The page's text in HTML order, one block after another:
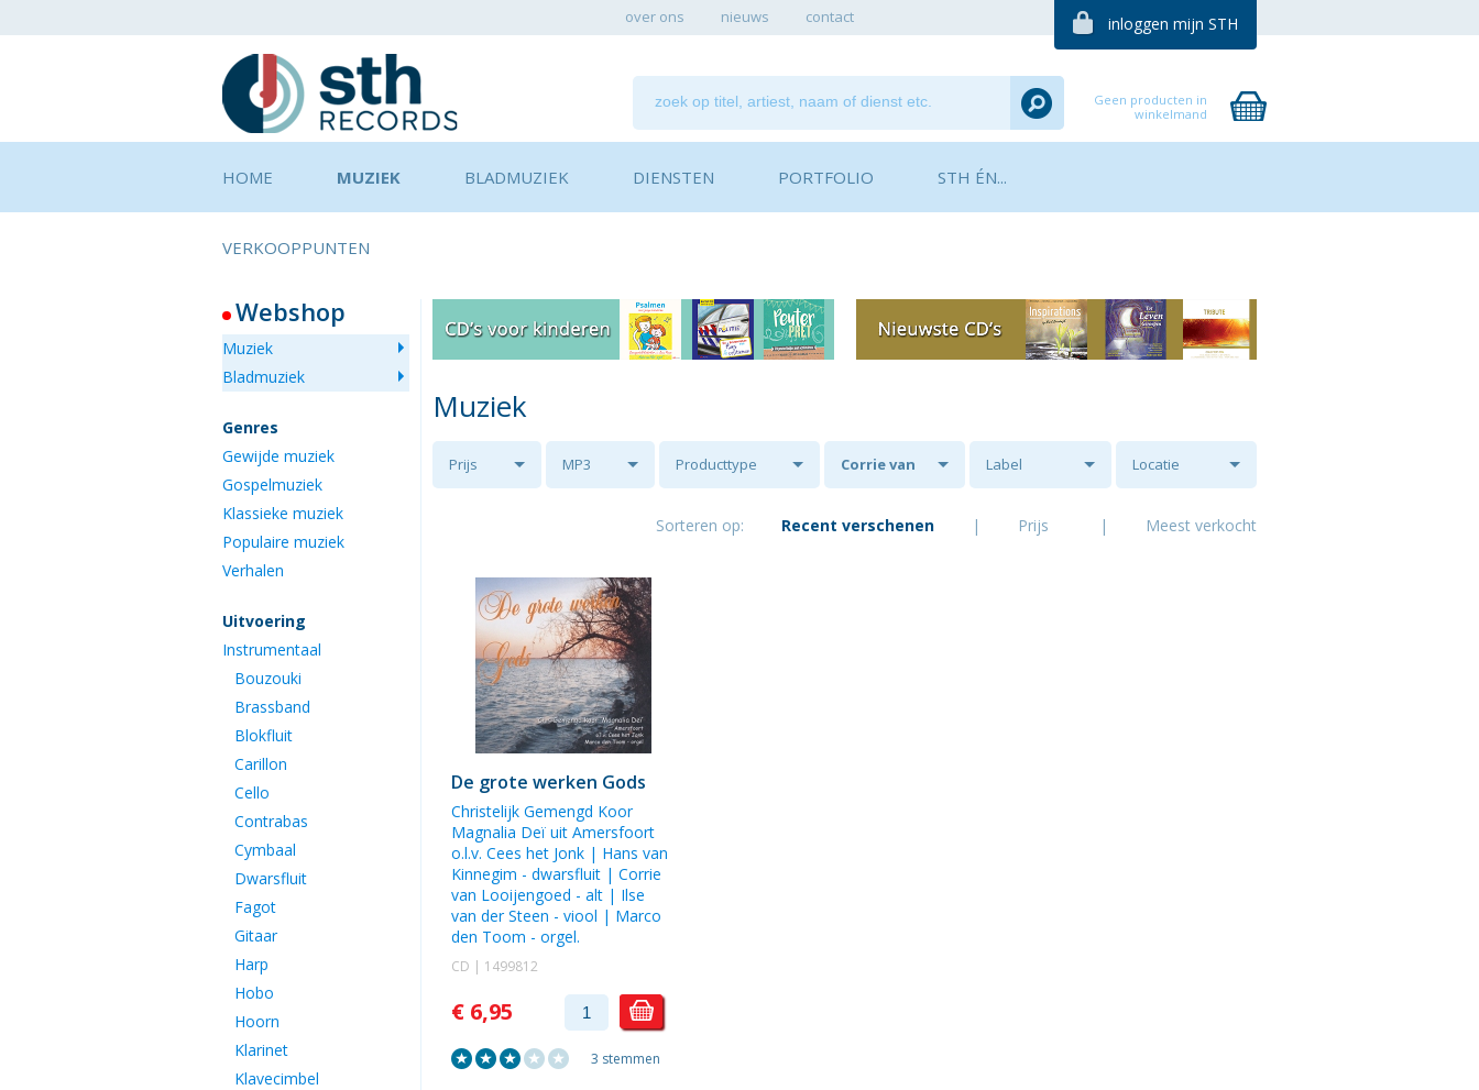
over ons nieuws contact inloggen mijn STH
Geen producten in
winkelmand
HOME MUZIEK BLADMUZIEK DIENSTEN PORTFOLIO STH ÉN...
VERKOOPPUNTEN
Webshop
Muziek
Bladmuziek
Genres
Gewijde muziek
Gospelmuziek
Klassieke muziek
Populaire muziek
Verhalen
Uitvoering
Instrumentaal
Bouzouki
Brassband
Blokfluit
Carillon
Cello
Contrabas
Cymbaal
Dwarsfluit
Fagot
Gitaar
Harp
Hobo
Hoorn
Klarinet
Klavecimbel
Muziek
Prijs MP3 Producttype Corrie van Label Locatie
Sorteren op: Recent verschenen | Prijs | Meest verkocht
De grote werken Gods
Christelijk Gemengd Koor
Magnalia Deï uit Amersfoort
o.l.v. Cees het Jonk | Hans van
Kinnegim - dwarsfluit |Corrie
van Looijengoed - alt | Ilse
van der Steen - viool | Marco
den Toom - orgel.
CD | 1499812
€ 6,95
3 stemmen